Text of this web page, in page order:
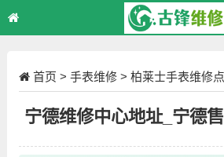
首页 > 手表维修> 柏莱士手表维修点
宁德维修中心地址_宁德